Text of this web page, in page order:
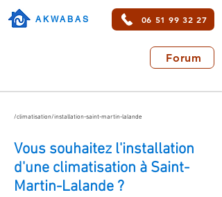
AKWABAS 06 51 99 32 27
Forum
/climatisation/installation-saint-martin-lalande
Vous souhaitez l'installation
d'une climatisation à Saint-
Martin-Lalande ?